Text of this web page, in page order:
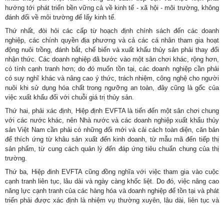
hướng tới phát triển bền vững cả về kinh tế - xã hội - môi trường, không
đánh đổi về môi trường để lấy kinh tế.
Thứ nhất, đòi hỏi các cấp từ hoạch định chính sách đến các doanh
nghiệp, các chính quyền địa phương và cả các cá nhân tham gia hoạt
động nuôi trồng, đánh bắt, chế biến và xuất khẩu thủy sản phải thay đổi
nhận thức. Các doanh nghiệp đã bước vào một sân chơi khác, rộng hơn,
có tính cạnh tranh hơn; do đó muốn tồn tại, các doanh nghiệp cần phải
có suy nghĩ khác và nâng cao ý thức, trách nhiệm, công nghệ cho người
nuôi khi sử dụng hóa chất trong ngưỡng an toàn, đây cũng là gốc của
việc xuất khẩu đối với chuỗi giá trị thủy sản.
Thứ hai, phải xác định, Hiệp định EVFTA là tiến đến một sân chơi chung
với các nước khác, nên Nhà nước và các doanh nghiệp xuất khẩu thủy
sản Việt Nam cần phải có những đổi mới và cải cách toàn diện, căn bản
để thích ứng từ khâu sản xuất đến kinh doanh, từ mẫu mã đến tiếp thị
sản phẩm, từ cung cách quản lý đến đáp ứng tiêu chuẩn chung của thị
trường.
Thứ ba, Hiệp đinh EVFTA cũng đồng nghĩa với việc tham gia vào cuộc
cạnh tranh liên tục, lâu dài và ngày càng khốc liệt. Do đó, việc nâng cao
năng lực cạnh tranh của các hàng hóa và doanh nghiệp để tồn tại và phát
triển phải được xác định là nhiệm vụ thường xuyên, lâu dài, liên tục và